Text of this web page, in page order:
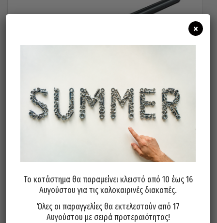
Πριτσίνια Μαργαρίτα Αλουμινίου SRC 4,8×16 500 Τεμάχια
Προσθήκη στο καλάθι
Το κατάστημα θα παραμείνει κλειστό από 10 έως 16
Αυγούστου για τις καλοκαιρινές διακοπές.
Όλες οι παραγγελίες θα εκτελεστούν από 17
Αυγούστου με σειρά προτεραιότητας!
×